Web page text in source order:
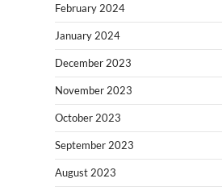
February 2024
January 2024
December 2023
November 2023
October 2023
September 2023
August 2023